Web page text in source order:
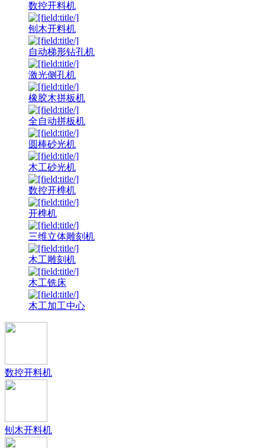
数控开料机
刨木开料机
自动梯形钻孔机
激光侧孔机
橡胶木拼板机
全自动拼板机
圆棒砂光机
木工砂光机
数控开榫机
开榫机
三维立体雕刻机
木工雕刻机
木工铣床
木工加工中心
数控开料机
刨木开料机